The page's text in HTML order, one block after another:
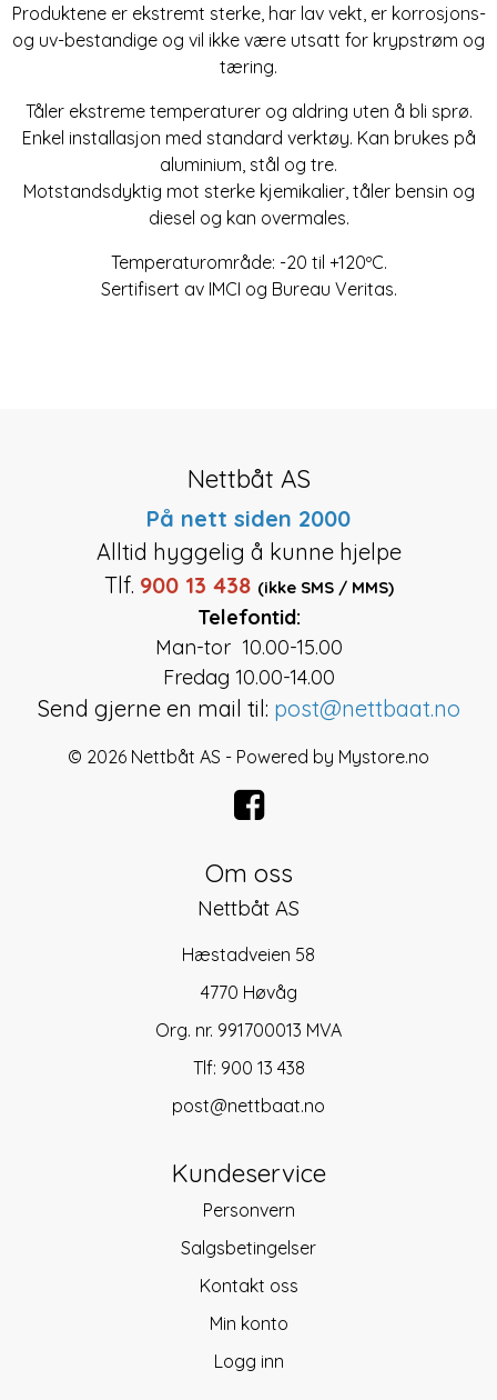
Produktene er ekstremt sterke, har lav vekt, er korrosjons-
og uv-bestandige og vil ikke være utsatt for krypstrøm og
tæring.
Tåler ekstreme temperaturer og aldring uten å bli sprø.
Enkel installasjon med standard verktøy. Kan brukes på
aluminium, stål og tre.
Motstandsdyktig mot sterke kjemikalier, tåler bensin og
diesel og kan overmales.
Temperaturområde: -20 til +120ºC.
Sertifisert av IMCI og Bureau Veritas.
Nettbåt AS
På nett siden 2000
Alltid hyggelig å kunne hjelpe
Tlf. 900 13 438 (ikke SMS / MMS)
Telefontid:
Man-tor 10.00-15.00
Fredag 10.00-14.00
Send gjerne en mail til: post@nettbaat.no
© 2026 Nettbåt AS - Powered by Mystore.no
Om oss
Nettbåt AS
Hæstadveien 58
4770 Høvåg
Org. nr. 991700013 MVA
Tlf: 900 13 438
post@nettbaat.no
Kundeservice
Personvern
Salgsbetingelser
Kontakt oss
Min konto
Logg inn